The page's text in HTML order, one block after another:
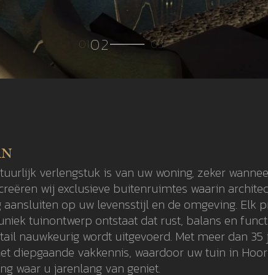
verlengstuk is van uw woning, zeker
wij exclusieve buitenruimtes waarin
op uw levensstijl en de omgeving. Elk
tuinontwerp ontstaat dat rust, balans en
nauwkeurig wordt uitgevoerd. Met meer dan
diepgaande vakkennis, waardoor uw tuin in
waar u jarenlang van geniet.